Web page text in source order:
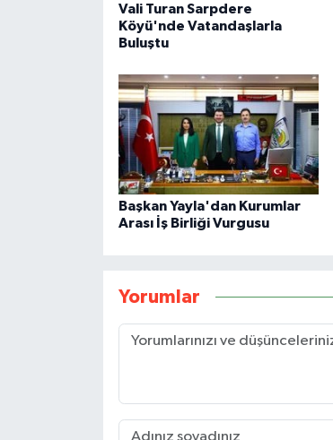
Vali Turan Sarpdere
Köyü'nde Vatandaşlarla
Buluştu
Başkan Yayla'dan Kurumlar
Arası İş Birliği Vurgusu
Yorumlar